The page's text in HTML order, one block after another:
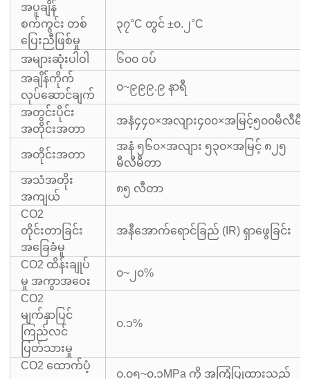
အပူချိန်
စက်ကွင်း တစ်
ပြေးညီဖြစ်မှု
၃၇°C တွင် ±၀.၂°C
အများဆုံးပါဝါ
၆၀၀ ဝပ်
အချိန်ကိုက်
လုပ်ဆောင်ချက်
၀~၉၉၉.၉ နာရီ
အတွင်းပိုင်း
အတိုင်းအတာ
အနံ၄၄၀×အလျား၄၀၀×အမြင့်၅၀၀မီလီမီ
အတိုင်းအတာ
အနံ ၅၆၀×အလျား ၅၃၀×အမြင့် ၈၂၅
မီလီမီတာ
အသံအတိုး
အကျယ်
၈၅ လီတာ
CO2
တိုင်းတာခြင်း
အခြေခံမူ
အနီအောက်ရောင်ခြည် (IR) ရှာဖွေခြင်း
CO2 ထိန်းချုပ်
မှု အကွာအဝေး
၀~၂၀%
CO2
မျက်နှာပြင်
ကြည်လင်
ပြတ်သားမှု
၀.၁%
CO2 ထောက်ပံ့
၀.၀၅~၀.၁MPa ကို အကြံပြုထားသည်